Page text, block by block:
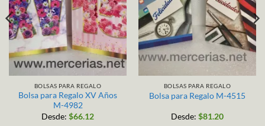
BOLSAS PARA REGALO
Bolsa para Regalo XV Años
M-4982
Desde: $66.12
BOLSAS PARA REGALO
Bolsa para Regalo M-4515
Desde: $81.20